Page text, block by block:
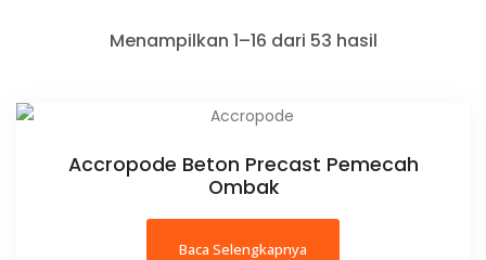
Menampilkan 1–16 dari 53 hasil
Accropode Beton Precast Pemecah
Ombak
Baca Selengkapnya